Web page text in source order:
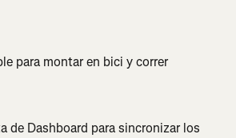
para montar en bici y correr
de Dashboard para sincronizar los